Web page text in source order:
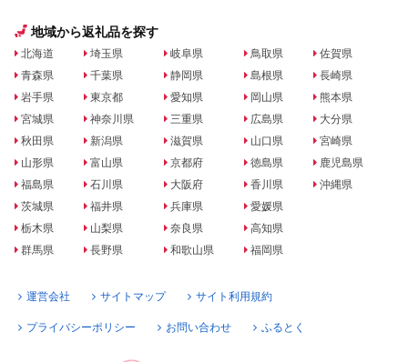
地域から返礼品を探す
北海道
青森県
岩手県
宮城県
秋田県
山形県
福島県
茨城県
栃木県
群馬県
埼玉県
千葉県
東京都
神奈川県
新潟県
富山県
石川県
福井県
山梨県
長野県
岐阜県
静岡県
愛知県
三重県
滋賀県
京都府
大阪府
兵庫県
奈良県
和歌山県
鳥取県
島根県
岡山県
広島県
山口県
徳島県
香川県
愛媛県
高知県
福岡県
佐賀県
長崎県
熊本県
大分県
宮崎県
鹿児島県
沖縄県
運営会社 サイトマップ サイト利用規約
プライバシーポリシー お問い合わせ ふるとく